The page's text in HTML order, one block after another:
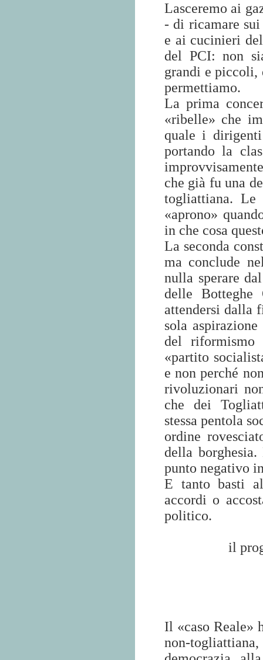
Lasceremo ai
- di ricamare sui
e ai cucinieri
del PCI: non
grandi e piccoli,
permettiamo.
La prima
«ribelle» che
quale i
portando la
che già fu una
togliattiana.
«aprono»
in che cosa
La seconda
ma conclude
nulla sperare
delle Botteghe
attendersi dalla
sola
del riformismo
«partito
e non perché
rivoluzionari
che dei
stessa pentola
ordine
della
punto negativo
E tanto basti
accordi o
politico.
il
Il «caso Reale»
non-